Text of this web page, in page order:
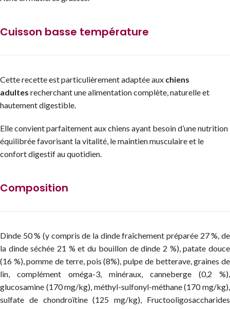
Cuisson basse température
Cette recette est particulièrement adaptée aux chiens
adultes recherchant une alimentation complète, naturelle et
hautement digestible.
Elle convient parfaitement aux chiens ayant besoin d’une nutrition
équilibrée favorisant la vitalité, le maintien musculaire et le
confort digestif au quotidien.
Composition
Dinde 50 % (y compris de la dinde fraîchement préparée 27 %, de
la dinde séchée 21 % et du bouillon de dinde 2 %), patate douce
(16 %), pomme de terre, pois (8%), pulpe de betterave, graines de
lin, complément oméga-3, minéraux, canneberge (0,2 %),
glucosamine (170 mg/kg), méthyl-sulfonyl-méthane (170 mg/kg),
sulfate de chondroïtine (125 mg/kg), Fructooligosaccharides